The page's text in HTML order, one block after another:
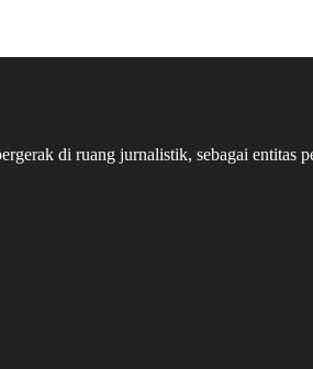
di ruang jurnalistik, sebagai